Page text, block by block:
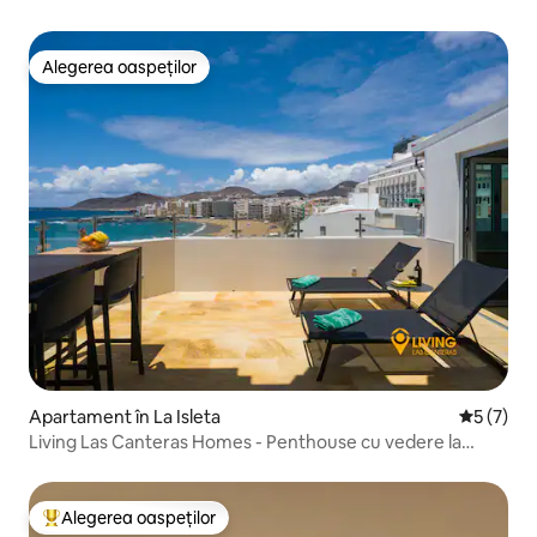
Alegerea oaspeților
Alegerea oaspeților
Apartament în La Isleta Scor
5 (7)
Living Las Canteras Homes - Penthouse cu vedere la
Locuință din topul categoriei Alegerea oaspeților
Alegerea oaspeților